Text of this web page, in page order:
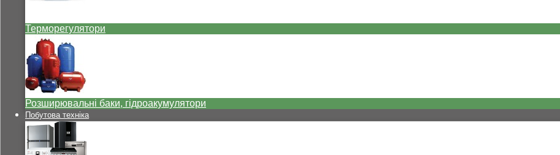
Терморегулятори
Розширювальні баки, гідроакумулятори
Побутова техніка